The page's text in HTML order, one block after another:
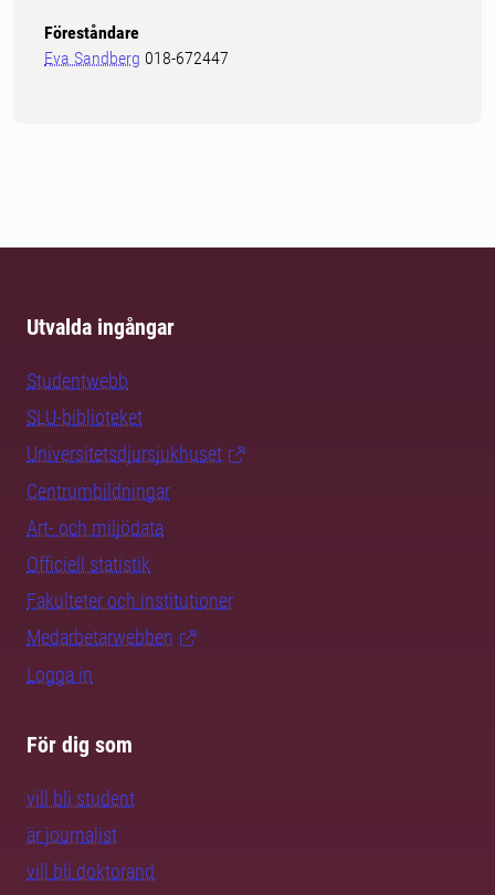
Föreståndare
Eva Sandberg 018-672447
Utvalda ingångar
Studentwebb
SLU-biblioteket
Universitetsdjursjukhuset
Centrumbildningar
Art- och miljödata
Officiell statistik
Fakulteter och institutioner
Medarbetarwebben
Logga in
För dig som
vill bli student
är journalist
vill bli doktorand